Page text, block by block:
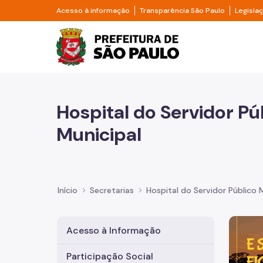
Pular para o Conteúdo principal
Acesso à informação Divisor de acesso à informação
Transparência São Paulo Divisor
Prefeitura de São
Hospital do Servidor
Municipal
Início Secretarias Hospital do Servidor Público
Acesso à Informação
Participação Social